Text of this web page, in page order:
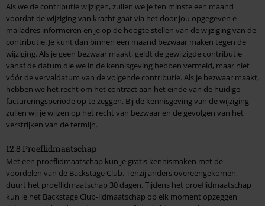
Als we de contributie wijzigen, zullen we je ten minste een maand
voordat de wijziging van kracht gaat via het door jou opgegeven e-
mailadres informeren en je op de hoogte stellen van de wijziging van de
contributie. Je kunt dan binnen een maand bezwaar maken tegen de
wijziging. Als je geen bezwaar maakt, geldt de gewijzigde contributie
vanaf de datum die we in de kennisgeving hebben vermeld, maar niet
vóór de vervaldatum van de volgende contributie. Als je bezwaar maakt,
hebben we het recht om het contract aan het einde van de huidige
factureringsperiode op te zeggen. Bij de kennisgeving van de wijziging
zullen wij je wijzen op het recht van bezwaar en de gevolgen van het
verstrijken van de termijn.
12.8 Proeflidmaatschap
Met een proeflidmaatschap kun je gratis kennismaken met de
voordelen van de Backstage Club. Tenzij anders overeengekomen,
duurt het proeflidmaatschap 30 dagen. Tijdens het proeflidmaatschap
kun je het Backstage Club-lidmaatschap op elk moment opzeggen